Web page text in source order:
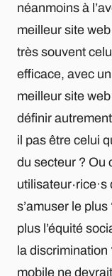
néanmoins à
meilleur site
très souvent
efficace, avec
meilleur site
définir
il pas être celui
du secteur ? Ou
s’amuser le
plus l’équité
la
mobile ne